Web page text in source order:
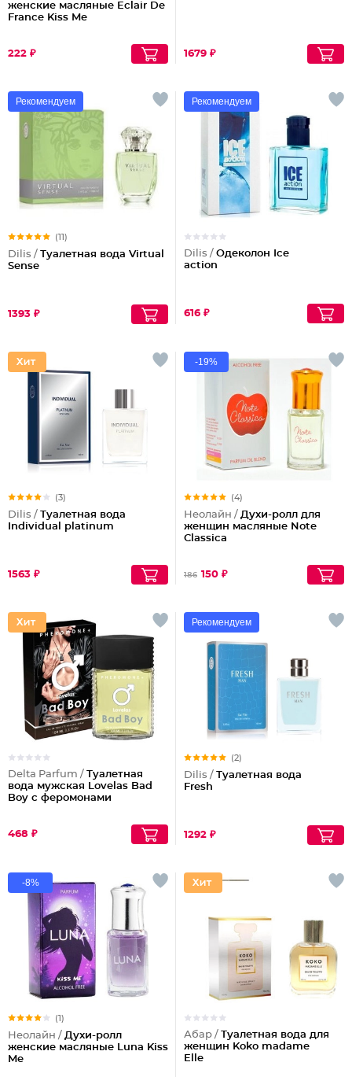
женские масляные Eclair De
France Kiss Me
222 ₽ 1679 ₽
Рекомендуем
(11)
Dilis / Туалетная вода Virtual
Sense
1393 ₽
Рекомендуем
Dilis / Одеколон Ice
action
616 ₽
(3)
Dilis / Туалетная вода
Individual platinum
1563 ₽
-19%
(4)
Неолайн / Духи-ролл для
женщин масляные Note
Classica
186 150 ₽
Delta Parfum / Туалетная
вода мужская Lovelas Bad
Boy с феромонами
468 ₽
Рекомендуем
(2)
Dilis / Туалетная вода
Fresh
1292 ₽
-8%
(1)
Неолайн / Духи-ролл
женские масляные Luna Kiss
Me
Абар / Туалетная вода для
женщин Koko madame
Elle